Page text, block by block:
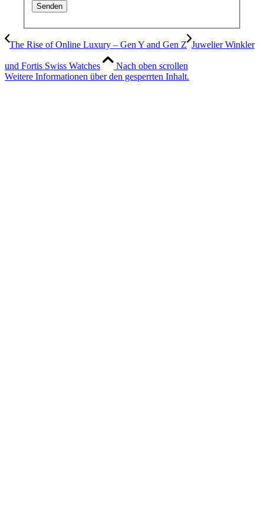
The Rise of Online Luxury – Gen Y and Gen Z Juwelier Winkler
und Fortis Swiss Watches
Nach oben scrollen
Weitere Informationen über den gesperrten Inhalt.